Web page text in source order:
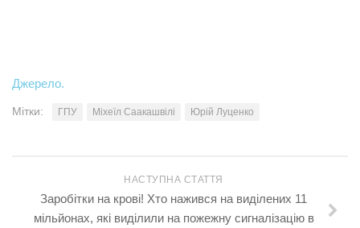
Джерело.
Мітки: ГПУ Міхеїл Саакашвілі Юрій Луценко
НАСТУПНА СТАТТЯ
Заробітки на крові! Хто нажився на виділених 11
мільйонах, які виділили на пожежну сигналізацію в